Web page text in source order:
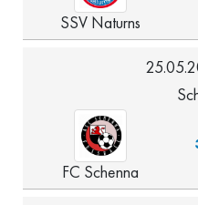
SSV Naturns
FC Schenna